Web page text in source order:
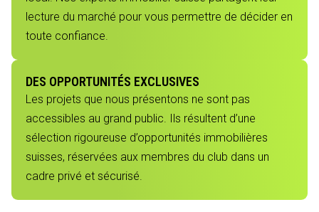
lecture du marché pour vous permettre de décider en
toute confiance.
DES OPPORTUNITÉS EXCLUSIVES
Les projets que nous présentons ne sont pas
accessibles au grand public. Ils résultent d’une
sélection rigoureuse d’opportunités immobilières
suisses, réservées aux membres du club dans un
cadre privé et sécurisé.